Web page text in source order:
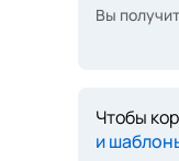
Вы
Чтобы
и